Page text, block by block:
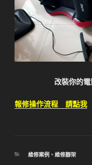
改裝你的
報修操作流程 請點我
分
維修案例 、 維修腳架